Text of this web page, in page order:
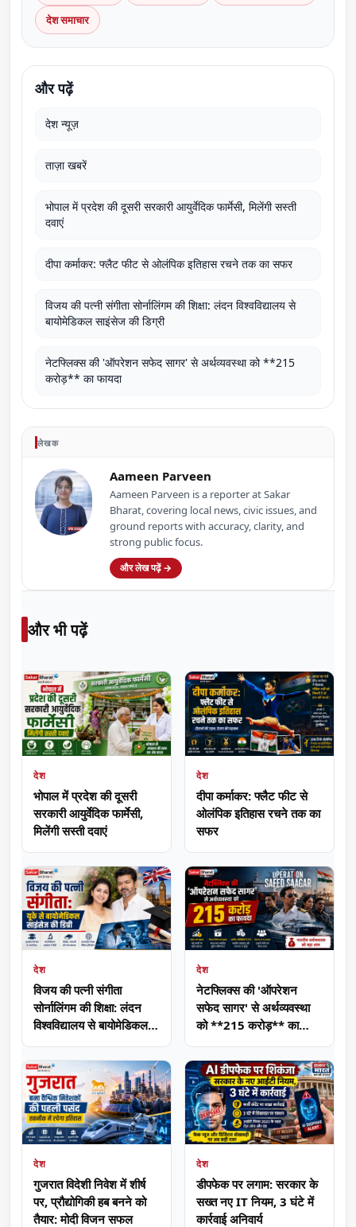
देश समाचार
और पढ़ें
देश न्यूज़
ताज़ा खबरें
भोपाल में प्रदेश की दूसरी सरकारी आयुर्वेदिक फार्मेसी, मिलेंगी सस्ती
दवाएं
दीपा कर्माकर: फ्लैट फीट से ओलंपिक इतिहास रचने तक का सफर
विजय की पत्नी संगीता सोर्नालिंगम की शिक्षा: लंदन विश्वविद्यालय से
बायोमेडिकल साइंसेज की डिग्री
नेटफ्लिक्स की 'ऑपरेशन सफेद सागर' से अर्थव्यवस्था को **215
करोड़** का फायदा
लेखक
Aameen Parveen
Aameen Parveen is a reporter at Sakar
Bharat, covering local news, civic issues, and
ground reports with accuracy, clarity, and
strong public focus.
और लेख पढ़ें →
और भी पढ़ें
देश
भोपाल में प्रदेश की दूसरी
सरकारी आयुर्वेदिक फार्मेसी,
मिलेंगी सस्ती दवाएं
देश
दीपा कर्माकर: फ्लैट फीट से
ओलंपिक इतिहास रचने तक का
सफर
देश
विजय की पत्नी संगीता
सोर्नालिंगम की शिक्षा: लंदन
विश्वविद्यालय से बायोमेडिकल
देश
नेटफ्लिक्स की 'ऑपरेशन
सफेद सागर' से अर्थव्यवस्था
को **215 करोड़** का
देश
गुजरात विदेशी निवेश में शीर्ष
पर, प्रौद्योगिकी हब बनने को
तैयार: मोदी विजन सफल
देश
डीपफेक पर लगाम: सरकार के
सख्त नए IT नियम, 3 घंटे में
कार्रवाई अनिवार्य